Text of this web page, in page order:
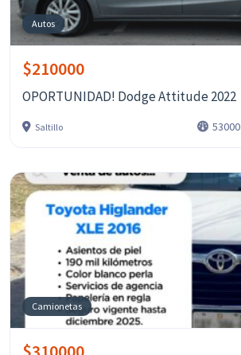
Autos
$210000
OPORTUNIDAD! Dodge Attitude 2022
Saltillo 53000
Camionetas